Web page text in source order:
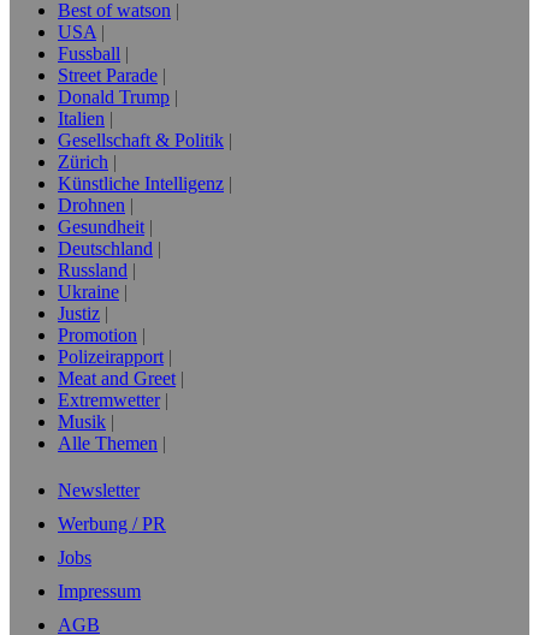
Best of watson
USA
Fussball
Street Parade
Donald Trump
Italien
Gesellschaft & Politik
Zürich
Künstliche Intelligenz
Drohnen
Gesundheit
Deutschland
Russland
Ukraine
Justiz
Promotion
Polizeirapport
Meat and Greet
Extremwetter
Musik
Alle Themen
Newsletter
Werbung / PR
Jobs
Impressum
AGB